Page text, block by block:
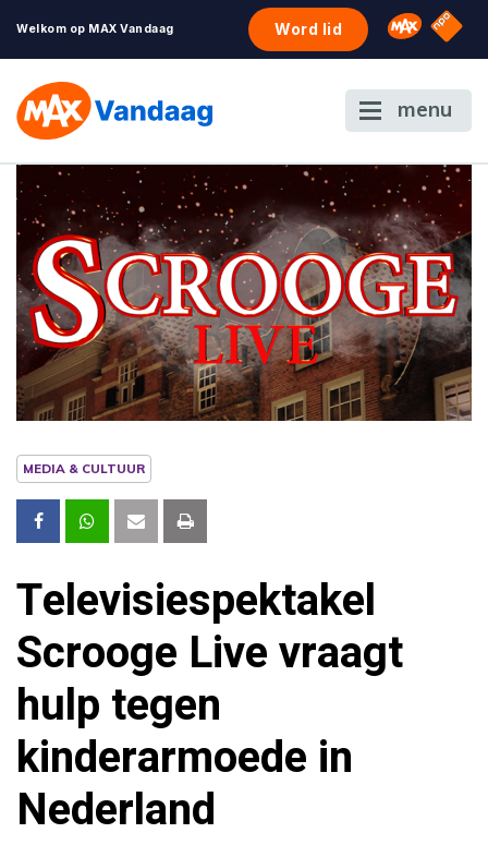
Welkom op MAX Vandaag Word lid Omroep
NPO
menu
MEDIA & CULTUUR
Televisiespektakel
Scrooge Live vraagt
hulp tegen
kinderarmoede in
Nederland